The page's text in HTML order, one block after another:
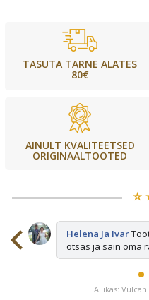
TASUTA TARNE ALATES
80€
AINULT KVALITEETSED
ORIGINAALTOOTED
⭐️
Helena Ja Ivar
otsas ja sain oma
Allikas: